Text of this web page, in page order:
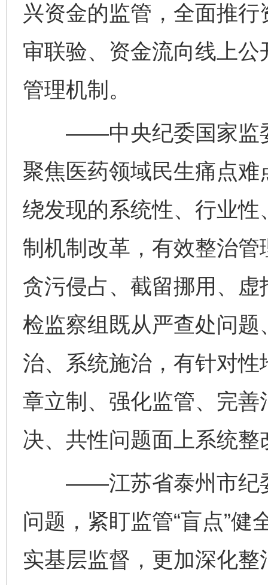
兴资金的监管，全面推
审联验、资金流向线上
管理机制。
——中央纪委国家监委
聚焦医药领域民生痛点难
绕发现的系统性、行业
制机制改革，有效整治
贪污侵占、截留挪用、
检监察组既从严查处问
治、系统施治，有针对
章立制、强化监管、完
决、共性问题面上系统
——江苏省泰州市纪委
问题，紧盯监管“盲点”健
实基层监督，更加深化